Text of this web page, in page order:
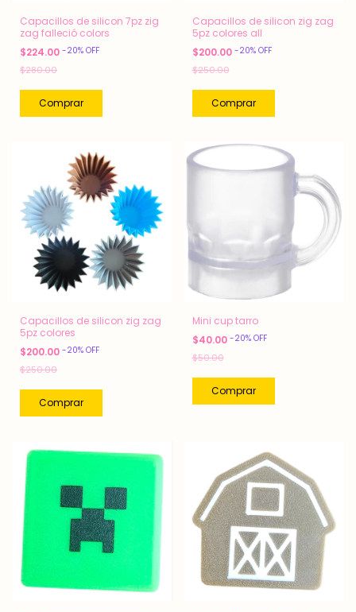
Capacillos de silicon 7pz zig
zag falleció colors
$224.00 -20% OFF
$280.00
Capacillos de silicon zig zag
5pz colores all
$200.00 -20% OFF
$250.00
Capacillos de silicon zig zag
5pz colores
$200.00 -20% OFF
$250.00
Mini cup tarro
$40.00 -20% OFF
$50.00